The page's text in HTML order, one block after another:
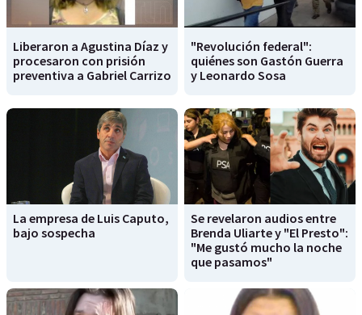
Liberaron a Agustina Díaz y
procesaron con prisión
preventiva a Gabriel Carrizo
"Revolución federal":
quiénes son Gastón Guerra
y Leonardo Sosa
La empresa de Luis Caputo,
bajo sospecha
Se revelaron audios entre
Brenda Uliarte y "El Presto":
"Me gustó mucho la noche
que pasamos"